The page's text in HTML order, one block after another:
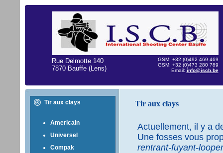
Rue Delmotte 140
7870 Bauffe (Lens)
GSM: +32 (0)492 469 469
GSM: +32 (0)473 280 789
Email: info@iscb.be
Tir aux clays
Americain
Universel
Compak
Tir aux clays
Actuellement, il y a
Une fosses vous
rentrant-fuyant-looper